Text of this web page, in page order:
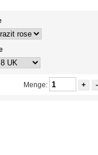
Menge: + -